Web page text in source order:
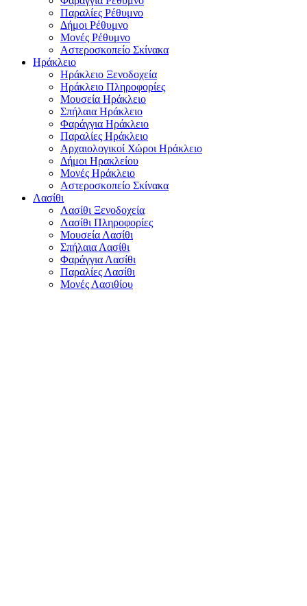
Παραλίες Ρέθυμνο
Δήμοι Ρέθυμνο
Μονές Ρέθυμνο
Αστεροσκοπείο Σκίνακα
Ηράκλειο
Ηράκλειο Ξενοδοχεία
Ηράκλειο Πληροφορίες
Μουσεία Ηράκλειο
Σπήλαια Ηράκλειο
Φαράγγια Ηράκλειο
Παραλίες Ηράκλειο
Αρχαιολογικοί Χώροι Ηράκλειο
Δήμοι Ηρακλείου
Μονές Ηράκλειο
Αστεροσκοπείο Σκίνακα
Λασίθι
Λασίθι Ξενοδοχεία
Λασίθι Πληροφορίες
Μουσεία Λασίθι
Σπήλαια Λασίθι
Φαράγγια Λασίθι
Παραλίες Λασίθι
Μονές Λασιθίου